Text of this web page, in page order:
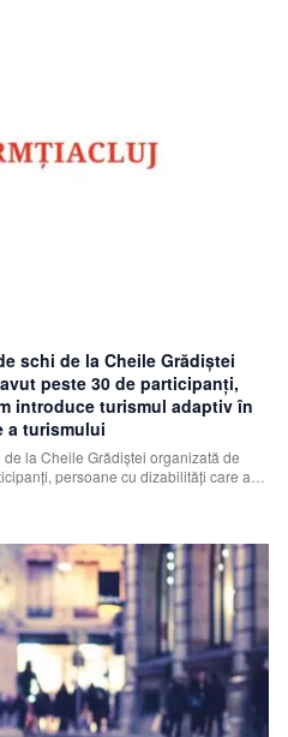
schi de la Cheile Grădiştei
peste 30 de participanţi,
introduce turismul adaptiv în
a turismului
la Cheile Grădiştei organizată de
persoane cu dizabilităţi care au